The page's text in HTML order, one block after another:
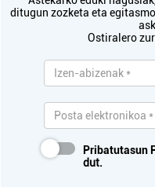
ditugun zozketa eta
Ostiralero
Pribatutasun
dut.